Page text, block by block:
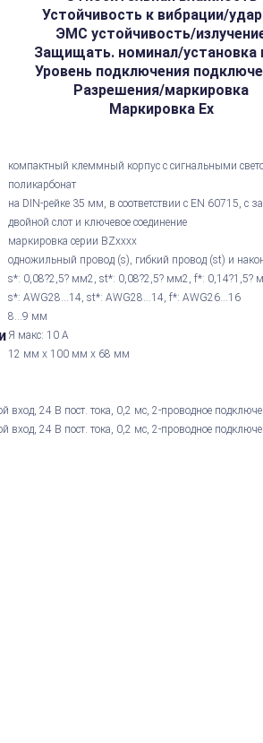
Устойчивость к вибрации/
ЭМС устойчивость/
Защищать. номинал/установка
Уровень подключения
Разрешения/маркировка
Маркировка Ex
компактный клеммный корпус с сигнальными
поликарбонат
на DIN-рейке 35 мм, в соответствии с EN 60715, с
двойной слот и ключевое соединение
маркировка серии BZxxxx
одножильный провод (s), гибкий провод (st) и
s*: 0,08?2,5? мм2, st*: 0,08?2,5? мм2, f*: 0,14?1,5?
s*: AWG28...14, st*: AWG28...14, f*: AWG26...16
8...9 мм
Я макс: 10 А
12 мм x 100 мм x 68 мм
24 В пост. тока, 0,2 мс, 2-проводное
24 В пост. тока, 0,2 мс, 2-проводное